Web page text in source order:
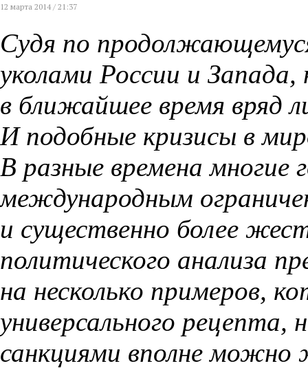
12 марта 2014 / 21:37
Судя по
уколами России и
в ближайшее время вряд
И подобные кризисы в
В разные времена многие
международным
и существенно более
политического анализа
на несколько примеров,
универсального
санкциями вполне